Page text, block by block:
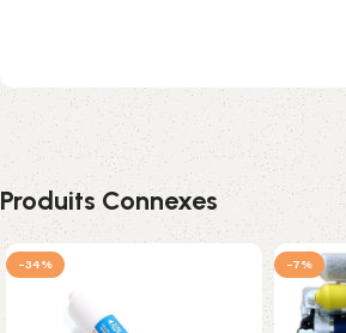
Produits Connexes
-34% -7%